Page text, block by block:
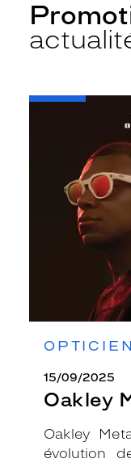
OPTICIEN
15/09/2025
Oakley
Oakley
évolution
-